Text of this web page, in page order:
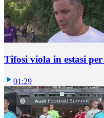
Tifosi viola in estasi
01:29